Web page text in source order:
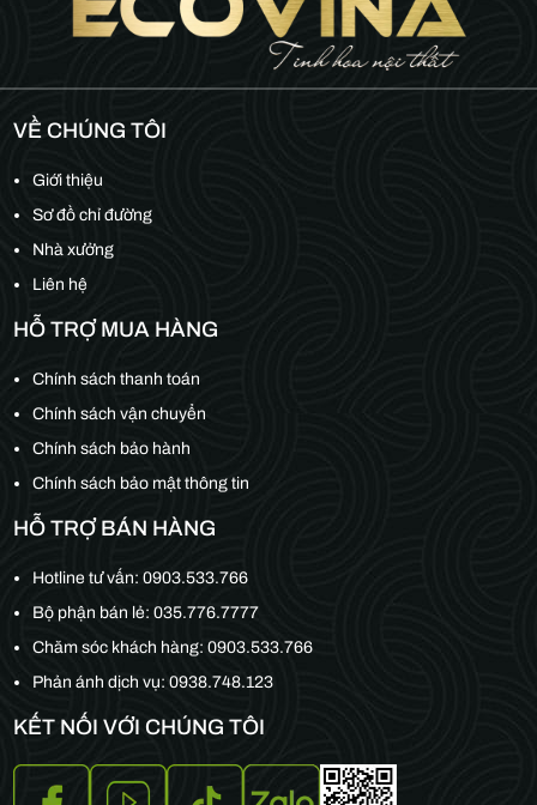
VỀ CHÚNG TÔI
Giới thiệu
Sơ đồ chỉ đường
Nhà xưởng
Liên hệ
HỖ TRỢ MUA HÀNG
Chính sách thanh toán
Chính sách vận chuyển
Chính sách bảo hành
Chính sách bảo mật thông tin
HỖ TRỢ BÁN HÀNG
Hotline tư vấn:0903.533.766
Bộ phận bán lẻ:035.776.7777
Chăm sóc khách hàng:0903.533.766
Phản ánh dịch vụ: 0938.748.123
KẾT NỐI VỚI CHÚNG TÔI